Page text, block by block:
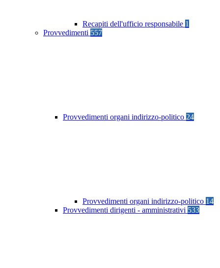
Recapiti dell'ufficio responsabile 1
Provvedimenti 557
Provvedimenti organi indirizzo-politico 24
Provvedimenti organi indirizzo-politico 14
Provvedimenti dirigenti - amministrativi 533